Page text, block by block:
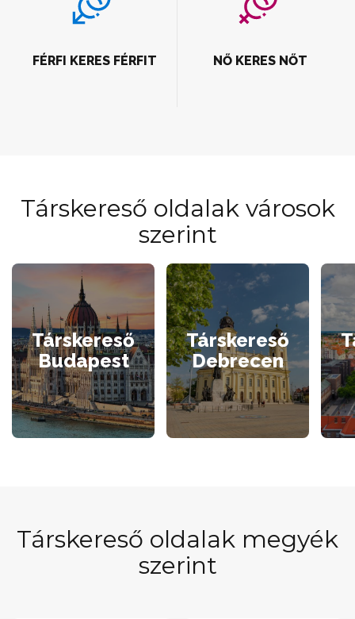
FÉRFI KERES FÉRFIT NŐ KERES NŐT
Társkereső oldalak városok
szerint
Társkereső
Budapest
Társkereső
Debrecen
Társkereső oldalak megyék
szerint